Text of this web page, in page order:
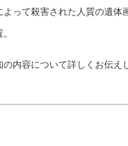
って殺害された人質の遺体
内容について詳しくお伝え